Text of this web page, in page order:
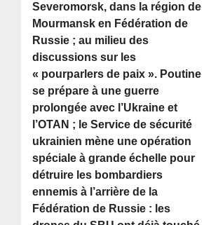
Severomorsk, dans la région de
Mourmansk en Fédération de
Russie ; au milieu des
discussions sur les
« pourparlers de paix ». Poutine
se prépare à une guerre
prolongée avec l’Ukraine et
l’OTAN ; le Service de sécurité
ukrainien mène une opération
spéciale à grande échelle pour
détruire les bombardiers
ennemis à l’arrière de la
Fédération de Russie : les